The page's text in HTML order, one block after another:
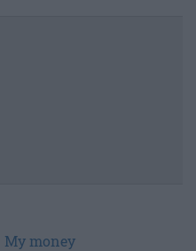
My money